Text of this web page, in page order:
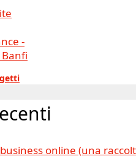
business online (una